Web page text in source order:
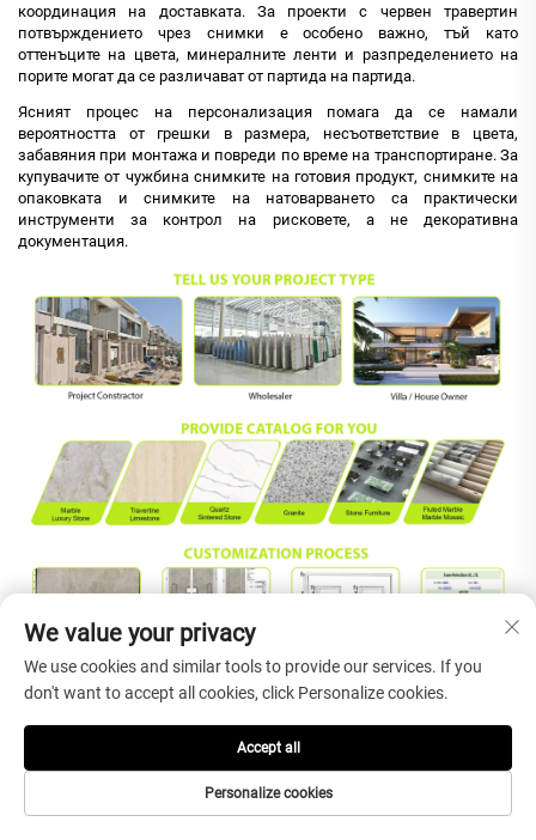
координация на доставката. За проекти с червен травертин
потвърждението чрез снимки е особено важно, тъй като
оттенъците на цвета, минералните ленти и разпределението на
порите могат да се различават от партида на партида.
Ясният процес на персонализация помага да се намали
вероятността от грешки в размера, несъответствие в цвета,
забавяния при монтажа и повреди по време на транспортиране. За
купувачите от чужбина снимките на готовия продукт, снимките на
опаковката и снимките на натоварването са практически
инструменти за контрол на рисковете, а не декоративна
документация.
Изложби и клиенти
We value your privacy
We use cookies and similar tools to provide our services. If you
don't want to accept all cookies, click Personalize cookies.
Personalize cookies
Accept all